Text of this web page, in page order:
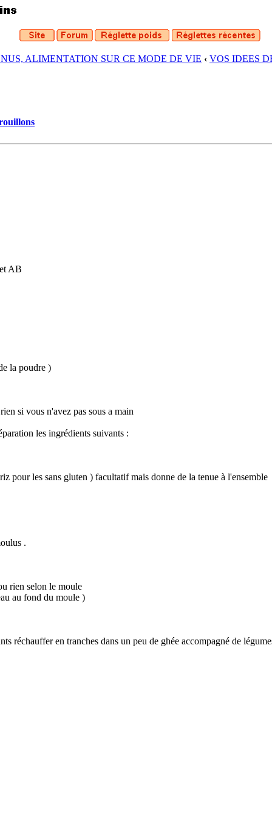
ALIMENTATION SUR CE MODE DE VIE ‹ VOS IDEES
AB
la poudre )
si vous n'avez pas sous a main
les ingrédients suivants :
pour les sans gluten ) facultatif mais donne de la tenue à l'ensemble
.
rien selon le moule
au fond du moule )
réchauffer en tranches dans un peu de ghée accompagné de